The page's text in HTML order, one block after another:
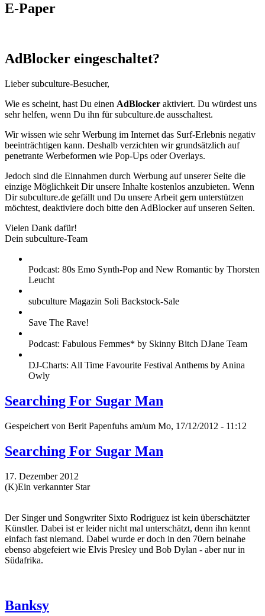
E-Paper
AdBlocker eingeschaltet?
Lieber subculture-Besucher,
Wie es scheint, hast Du einen AdBlocker aktiviert. Du würdest uns
sehr helfen, wenn Du ihn für subculture.de ausschaltest.
Wir wissen wie sehr Werbung im Internet das Surf-Erlebnis negativ
beeinträchtigen kann. Deshalb verzichten wir grundsätzlich auf
penetrante Werbeformen wie Pop-Ups oder Overlays.
Jedoch sind die Einnahmen durch Werbung auf unserer Seite die
einzige Möglichkeit Dir unsere Inhalte kostenlos anzubieten. Wenn
Dir subculture.de gefällt und Du unsere Arbeit gern unterstützen
möchtest, deaktiviere doch bitte den AdBlocker auf unseren Seiten.
Vielen Dank dafür!
Dein subculture-Team
Podcast: 80s Emo Synth-Pop and New Romantic by Thorsten
Leucht
subculture Magazin Soli Backstock-Sale
Save The Rave!
Podcast: Fabulous Femmes* by Skinny Bitch DJane Team
DJ-Charts: All Time Favourite Festival Anthems by Anina
Owly
Searching For Sugar Man
Gespeichert von Berit Papenfuhs am/um Mo, 17/12/2012 - 11:12
Searching For Sugar Man
17. Dezember 2012
(K)Ein verkannter Star
Der Singer und Songwriter Sixto Rodriguez ist kein überschätzter
Künstler. Dabei ist er leider nicht mal unterschätzt, denn ihn kennt
einfach fast niemand. Dabei wurde er doch in den 70ern beinahe
ebenso abgefeiert wie Elvis Presley und Bob Dylan - aber nur in
Südafrika.
Banksy